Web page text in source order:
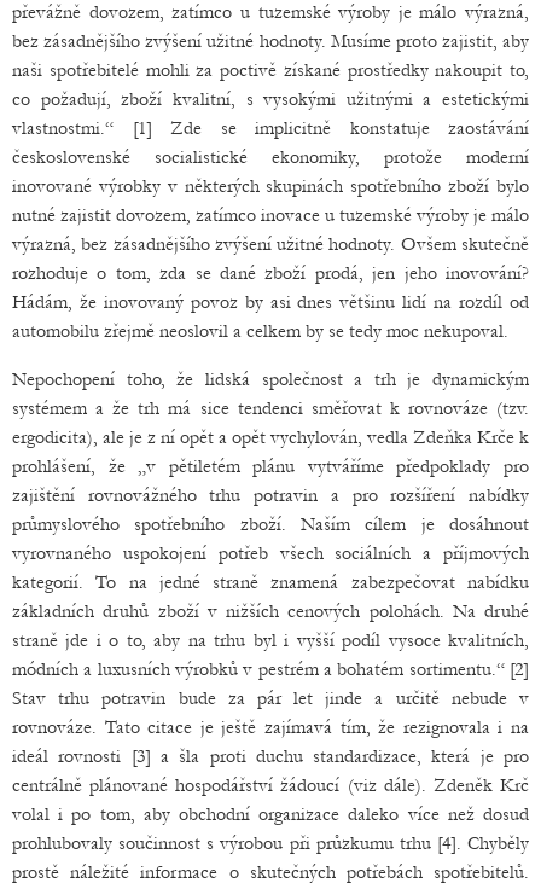
převážně dovozem, zatímco u tuzemské výroby je málo výrazná,
bez zásadnějšího zvýšení užitné hodnoty. Musíme proto zajistit, aby
naši spotřebitelé mohli za poctivě získané prostředky nakoupit to,
co požadují, zboží kvalitní, s vysokými užitnými a estetickými
vlastnostmi.“ [1] Zde se implicitně konstatuje zaostávání
československé socialistické ekonomiky, protože moderní
inovované výrobky v některých skupinách spotřebního zboží bylo
nutné zajistit dovozem, zatímco inovace u tuzemské výroby je málo
výrazná, bez zásadnějšího zvýšení užitné hodnoty. Ovšem skutečně
rozhoduje o tom, zda se dané zboží prodá, jen jeho inovování?
Hádám, že inovovaný povoz by asi dnes většinu lidí na rozdíl od
automobilu zřejmě neoslovil a celkem by se tedy moc nekupoval.
Nepochopení toho, že lidská společnost a trh je dynamickým
systémem a že trh má sice tendenci směřovat k rovnováze (tzv.
ergodicita), ale je z ní opět a opět vychylován, vedla Zdeňka Krče k
prohlášení, že „v pětiletém plánu vytváříme předpoklady pro
zajištění rovnovážného trhu potravin a pro rozšíření nabídky
průmyslového spotřebního zboží. Naším cílem je dosáhnout
vyrovnaného uspokojení potřeb všech sociálních a příjmových
kategorií. To na jedné straně znamená zabezpečovat nabídku
základních druhů zboží v nižších cenových polohách. Na druhé
straně jde i o to, aby na trhu byl i vyšší podíl vysoce kvalitních,
módních a luxusních výrobků v pestrém a bohatém sortimentu.“ [2]
Stav trhu potravin bude za pár let jinde a určitě nebude v
rovnováze. Tato citace je ještě zajímavá tím, že rezignovala i na
ideál rovnosti [3] a šla proti duchu standardizace, která je pro
centrálně plánované hospodářství žádoucí (viz dále). Zdeněk Krč
volal i po tom, aby obchodní organizace daleko více než dosud
prohlubovaly součinnost s výrobou při průzkumu trhu [4]. Chyběly
prostě náležité informace o skutečných potřebách spotřebitelů.